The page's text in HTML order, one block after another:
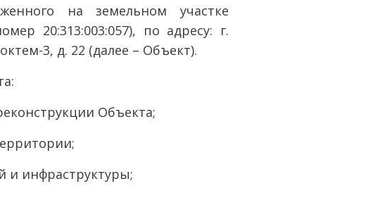
на земельном участке
20:313:003:057), по адресу: г.
3, д. 22 (далее – Объект).
Объекта;
инфраструктуры;